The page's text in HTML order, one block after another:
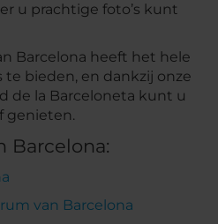
u prachtige foto’s kunt
Barcelona heeft het hele
te bieden, en dankzij onze
de la Barceloneta kunt u
genieten.
Barcelona:
van Barcelona